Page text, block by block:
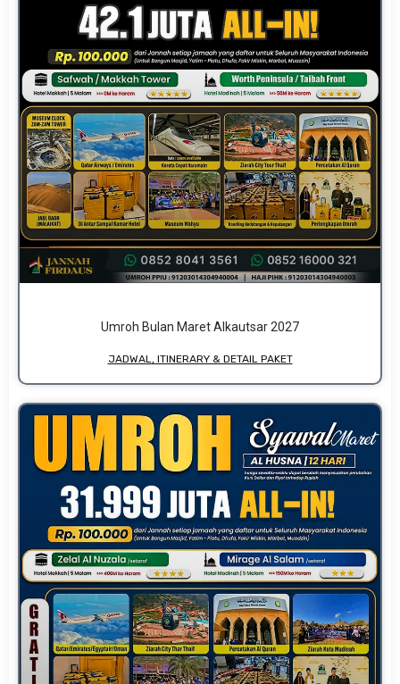
Umroh Bulan Maret Alkautsar 2027
JADWAL, ITINERARY & DETAIL PAKET